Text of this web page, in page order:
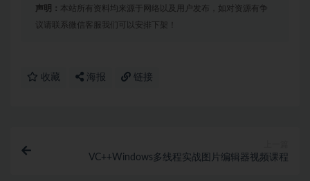
声明： 本站所有资料均来源于网络以及用户发布，如对资源有争
议请联系微信客服我们可以安排下架！
收藏 海报 链接
VC++Windows多线程实战图片编辑器视频课程